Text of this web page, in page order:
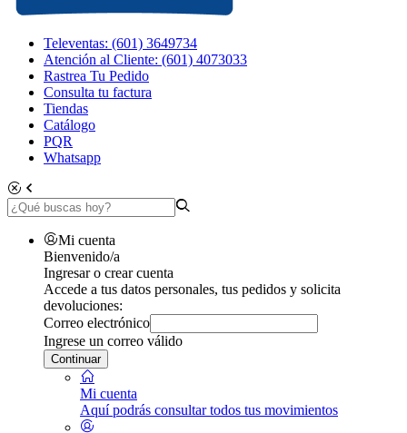
Televentas: (601) 3649734
Atención al Cliente: (601) 4073033
Rastrea Tu Pedido
Consulta tu factura
Tiendas
Catálogo
PQR
Whatsapp
Mi cuenta
Bienvenido/a
Ingresar o crear cuenta
Accede a tus datos personales, tus pedidos y solicita
devoluciones:
Correo electrónico
Ingrese un correo válido
Continuar
Mi cuenta
Aquí podrás consultar todos tus movimientos